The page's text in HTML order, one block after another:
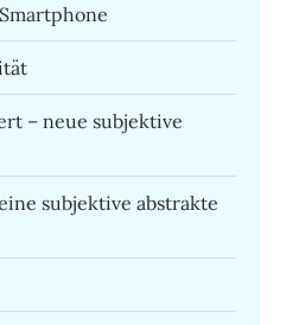
– neue subjektive
subjektive abstrakte